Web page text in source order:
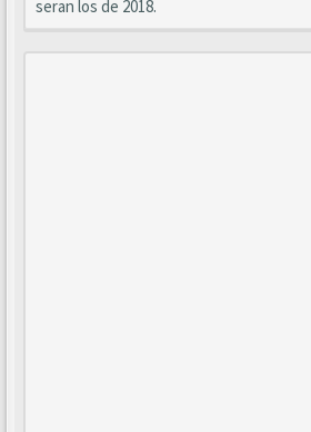
seran los de 2018.